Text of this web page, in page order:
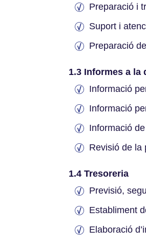
Preparació i
Suport i
Preparació
1.3 Informes a la
Informació
Informació
Informació
Revisió de la
1.4 Tresoreria
Previsió,
Establiment
Elaboració